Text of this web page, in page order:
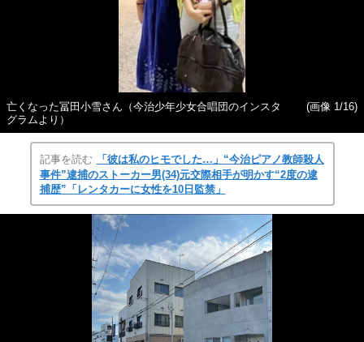
亡くなった冨田小雪さん（今治少年少女合唱団のインスタ
グラムより）
(画像 1/16)
記事を読む
「彼は私のヒモでした…」“今治ピアノ教師殺人
事件”逮捕のストーカー男(34)元交際相手が明かす“2度の逮
捕歴”「レンタカーに女性を10日監禁」